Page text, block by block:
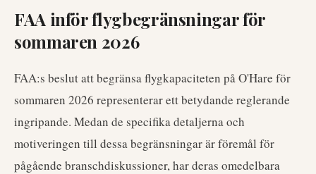
FAA inför flygbegränsningar för
sommaren 2026
FAA:s beslut att begränsa flygkapaciteten på O'Hare för
sommaren 2026 representerar ett betydande reglerande
ingripande. Medan de specifika detaljerna och
motiveringen till dessa begränsningar är föremål för
pågående branschdiskussioner, har deras omedelbara